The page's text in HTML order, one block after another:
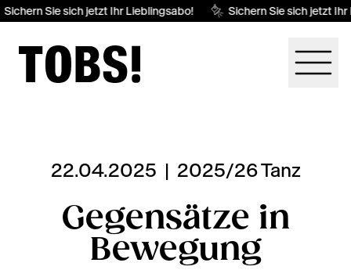
Sie sich jetzt Ihr Lieblingsabo! Sichern Sie sich jetzt Ihr
22.04.2025 | 2025/26 Tanz
Gegensätze in
Bewegung